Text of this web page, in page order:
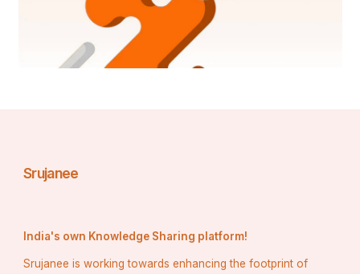
Srujanee
India's own Knowledge Sharing platform!
Srujanee is working towards enhancing the footprint of